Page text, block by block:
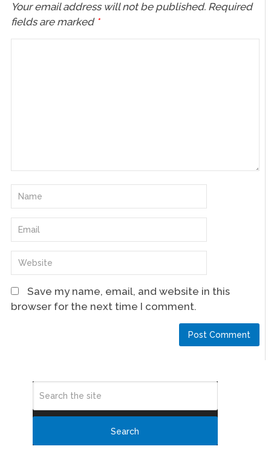
Your email address will not be published. Required
fields are marked *
Save my name, email, and website in this
browser for the next time I comment.